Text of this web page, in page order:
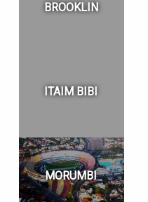
BROOKLIN
ITAIM BIBI
MORUMBI